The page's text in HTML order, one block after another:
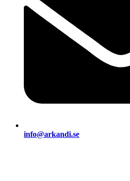
info@arkandi.se